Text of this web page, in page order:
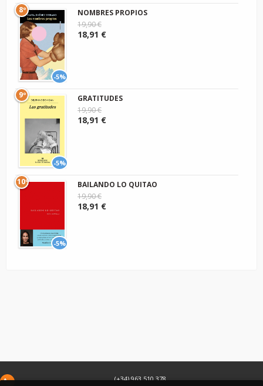
-5%
8º
NOMBRES PROPIOS
19,90 €
18,91 €
-5%
9º
GRATITUDES
19,90 €
18,91 €
-5%
10º
BAILANDO LO QUITAO
19,90 €
18,91 €
(+34) 963 510 378